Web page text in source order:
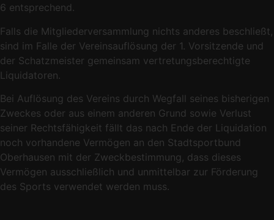
6 entsprechend.
Falls die Mitgliederversammlung nichts anderes beschließt,
sind im Falle der Vereinsauflösung der 1. Vorsitzende und
der Schatzmeister gemeinsam vertretungsberechtigte
Liquidatoren.
Bei Auflösung des Vereins durch Wegfall seines bisherigen
Zweckes oder aus einem anderen Grund sowie Verlust
seiner Rechtsfähigkeit fällt das nach Ende der Liquidation
noch vorhandene Vermögen an den Stadtsportbund
Oberhausen mit der Zweckbestimmung, dass dieses
Vermögen ausschließlich und unmittelbar zur Förderung
des Sports verwendet werden muss.